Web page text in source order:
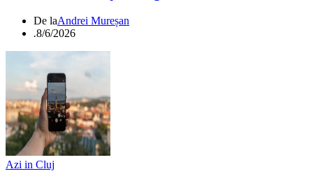
De laAndrei Mureșan
.8/6/2026
Azi in Cluj